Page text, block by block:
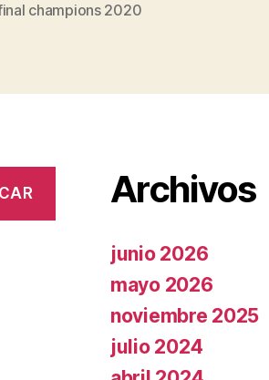
champions 2020
Archivos
junio 2026
mayo 2026
noviembre 2025
julio 2024